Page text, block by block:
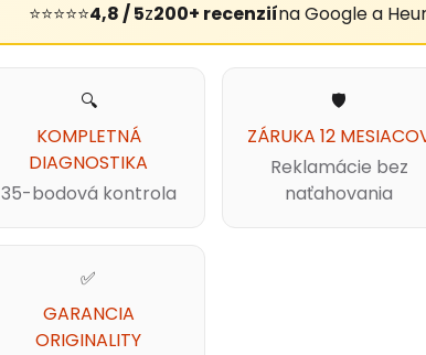
⭐⭐⭐⭐⭐4,8 / 5z200+ recenziína Google a
🔍
KOMPLETNÁ
DIAGNOSTIKA
35-bodová kontrola
🛡️
ZÁRUKA 12
Reklamácie bez
naťahovania
✅
GARANCIA
ORIGINALITY